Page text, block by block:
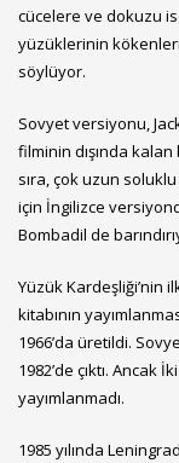
cücelere ve dokuzu
yüzüklerinin
söylüyor.
Sovyet versiyonu,
filminin dışında
sıra, çok uzun
için İngilizce
Bombadil de
Yüzük Kardeşliği’nin
kitabının
1966’da üretildi.
1982’de çıktı. Ancak
yayımlanmadı.
1985 yılında